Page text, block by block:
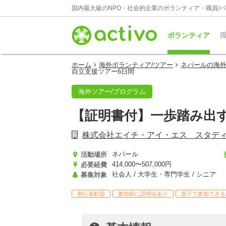
国内最大級のNPO・社会的企業のボランティア・職員/
ボランティア
ホーム 海外ボランティア/ツアー
ネパールの海
自立支援ツアー6日間
海外ツアー/プログラム
【証明書付】一歩踏み
株式会社エイチ・アイ・エス スタデ
活動場所
ネパール
必要経費
414,000〜507,000円
募集対象
社会人 / 大学生・専門学生 / シニア
初心者歓迎 参加前に説明会あり 親子で参加できる